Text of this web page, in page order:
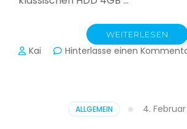
WEITERLESEN
Kai Hinterlasse einen
ALLGEMEIN 4.